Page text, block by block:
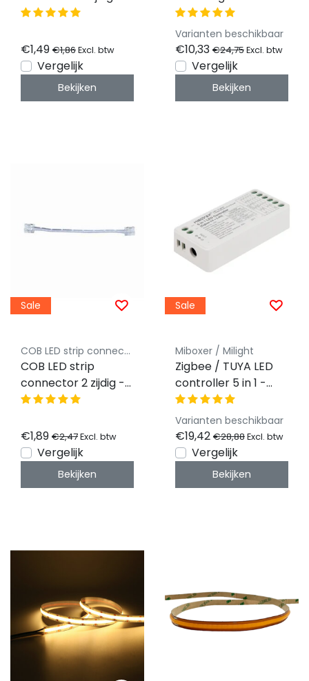
soldeervrij - klik
COB - ip20
€1,49 €1,86Excl. btw
Vergelijk
Bekijken
Color/Dual
White/RGB/RGBW/
LED strips 12-24v -
SR5
Varianten beschikbaar
€10,33 €24,75Excl. btw
Vergelijk
Bekijken
Sale
COB LED strip connector Luksus
COB LED strip
connector 2 zijdig -
soldeervrij - klik
COB - IP20
€1,89 €2,47Excl. btw
Vergelijk
Bekijken
Sale
Miboxer / Milight
Zigbee / TUYA LED
controller 5 in 1 -
voor Single
Color/Dual
White/RGB/RGBW/
LED strips 12-24v -
SZ5
Varianten beschikbaar
€19,42 €28,88Excl. btw
Vergelijk
Bekijken